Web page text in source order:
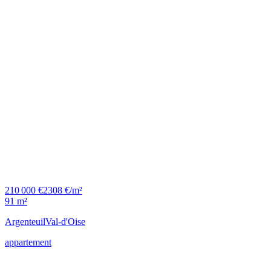
210 000 €2308 €/m²
91 m²
ArgenteuilVal-d'Oise
appartement